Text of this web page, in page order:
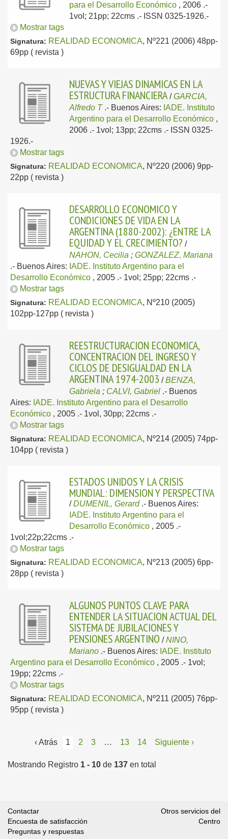
para el Desarrollo Económico , 2006 .-
1vol; 21pp; 22cms .- ISSN 0325-1926.-
Mostrar tags
Signatura: REALIDAD ECONOMICA, Nº221 (2006) 48pp-
69pp ( revista )
NUEVAS Y VIEJAS DINAMICAS EN LA
ESTRUCTURA FINANCIERA /GARCIA,
Alfredo T .- Buenos Aires: IADE. Instituto
Argentino para el Desarrollo Económico ,
2006 .- 1vol; 13pp; 22cms .- ISSN 0325-
1926.-
Mostrar tags
Signatura: REALIDAD ECONOMICA, Nº220 (2006) 9pp-
22pp ( revista )
DESARROLLO ECONOMICO Y
CONDICIONES DE VIDA EN LA
ARGENTINA (1880-2002): ¿ENTRE LA
EQUIDAD Y EL CRECIMIENTO? /
NAHON, Cecilia ; GONZALEZ, Mariana
.- Buenos Aires: IADE. Instituto Argentino para el
Desarrollo Económico , 2005 .- 1vol; 25pp; 22cms .-
Mostrar tags
Signatura: REALIDAD ECONOMICA, Nº210 (2005)
102pp-127pp ( revista )
REESTRUCTURACION ECONOMICA,
CONCENTRACION DEL INGRESO Y
CICLOS DE DESIGUALDAD EN LA
ARGENTINA 1974-2003 /BENZA,
Gabriela ; CALVI, Gabriel .- Buenos
Aires: IADE. Instituto Argentino para el Desarrollo
Económico , 2005 .- 1vol, 30pp; 22cms .-
Mostrar tags
Signatura: REALIDAD ECONOMICA, Nº214 (2005) 74pp-
104pp ( revista )
ESTADOS UNIDOS Y LA CRISIS
MUNDIAL: DIMENSION Y PERSPECTIVA
/DUMENIL, Gerard .- Buenos Aires:
IADE. Instituto Argentino para el
Desarrollo Económico , 2005 .-
1vol;22p;22cms .-
Mostrar tags
Signatura: REALIDAD ECONOMICA, Nº213 (2005) 6pp-
28pp ( revista )
ALGUNOS PUNTOS CLAVE PARA
ENTENDER LA SITUACION ACTUAL DEL
SISTEMA DE JUBILACIONES Y
PENSIONES ARGENTINO /NINO,
Mariano .- Buenos Aires: IADE. Instituto
Argentino para el Desarrollo Económico , 2005 .- 1vol;
19pp; 22cms .-
Mostrar tags
Signatura: REALIDAD ECONOMICA, Nº211 (2005) 76pp-
95pp ( revista )
‹ Atrás 1 2 3 … 13 14 Siguiente ›
Mostrando Registro 1 - 10 de 137 en total
Contactar
Encuesta de satisfacción
Preguntas y respuestas
Otros servicios del
Centro